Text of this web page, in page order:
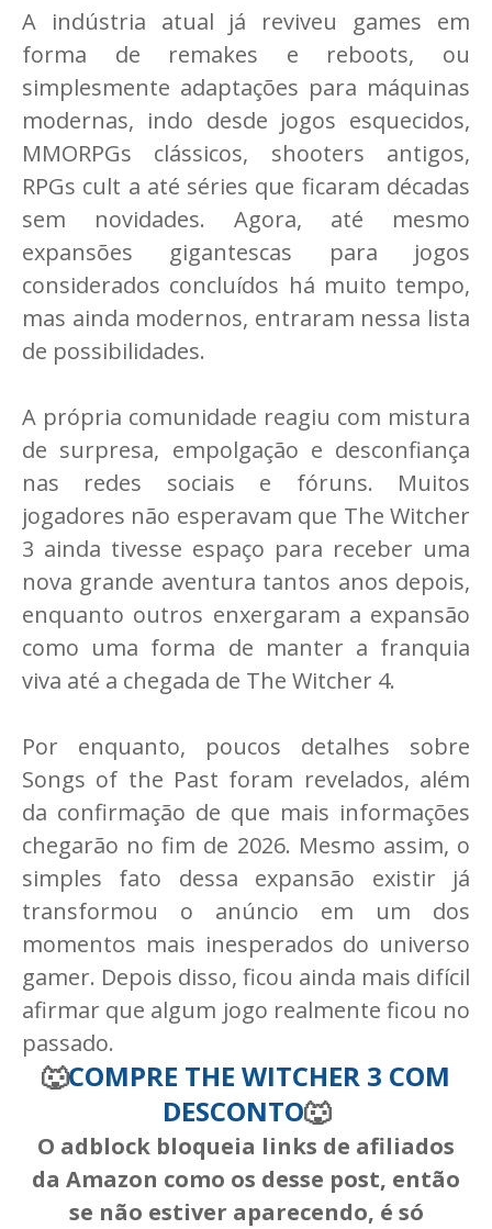
A indústria atual já reviveu games em
forma de remakes e reboots, ou
simplesmente adaptações para máquinas
modernas, indo desde jogos esquecidos,
MMORPGs clássicos, shooters antigos,
RPGs cult a até séries que ficaram décadas
sem novidades. Agora, até mesmo
expansões gigantescas para jogos
considerados concluídos há muito tempo,
mas ainda modernos, entraram nessa lista
de possibilidades.
A própria comunidade reagiu com mistura
de surpresa, empolgação e desconfiança
nas redes sociais e fóruns. Muitos
jogadores não esperavam que The Witcher
3 ainda tivesse espaço para receber uma
nova grande aventura tantos anos depois,
enquanto outros enxergaram a expansão
como uma forma de manter a franquia
viva até a chegada de The Witcher 4.
Por enquanto, poucos detalhes sobre
Songs of the Past foram revelados, além
da confirmação de que mais informações
chegarão no fim de 2026. Mesmo assim, o
simples fato dessa expansão existir já
transformou o anúncio em um dos
momentos mais inesperados do universo
gamer. Depois disso, ficou ainda mais difícil
afirmar que algum jogo realmente ficou no
passado.
🐺COMPRE THE WITCHER 3 COM
DESCONTO🐺
O adblock bloqueia links de afiliados
da Amazon como os desse post, então
se não estiver aparecendo, é só